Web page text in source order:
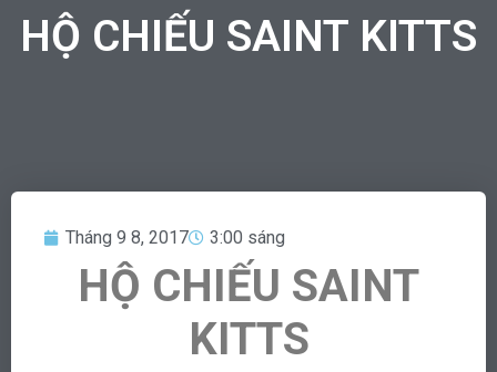
HỘ CHIẾU SAINT KITTS
Tháng 9 8, 2017 3:00 sáng
HỘ CHIẾU SAINT
KITTS